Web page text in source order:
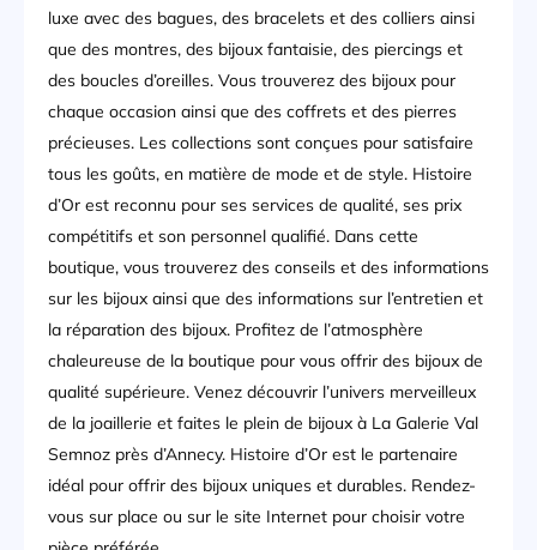
luxe avec des bagues, des bracelets et des colliers ainsi
que des montres, des bijoux fantaisie, des piercings et
des boucles d’oreilles. Vous trouverez des bijoux pour
chaque occasion ainsi que des coffrets et des pierres
précieuses. Les collections sont conçues pour satisfaire
tous les goûts, en matière de mode et de style. Histoire
d’Or est reconnu pour ses services de qualité, ses prix
compétitifs et son personnel qualifié. Dans cette
boutique, vous trouverez des conseils et des informations
sur les bijoux ainsi que des informations sur l’entretien et
la réparation des bijoux. Profitez de l’atmosphère
chaleureuse de la boutique pour vous offrir des bijoux de
qualité supérieure. Venez découvrir l’univers merveilleux
de la joaillerie et faites le plein de bijoux à La Galerie Val
Semnoz près d’Annecy. Histoire d’Or est le partenaire
idéal pour offrir des bijoux uniques et durables. Rendez-
vous sur place ou sur le site Internet pour choisir votre